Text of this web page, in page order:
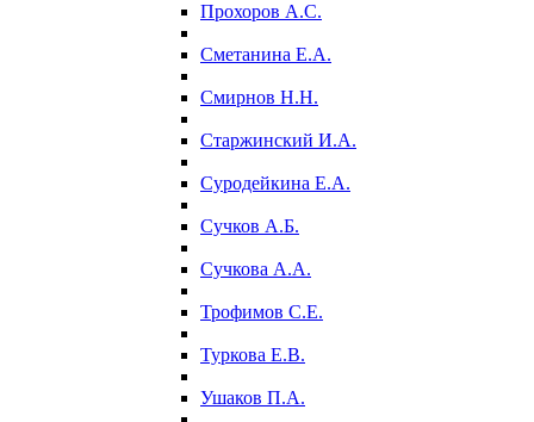
Прохоров А.С.
Сметанина Е.А.
Смирнов Н.Н.
Старжинский И.А.
Суродейкина Е.А.
Сучков А.Б.
Сучкова А.А.
Трофимов С.Е.
Туркова Е.В.
Ушаков П.А.